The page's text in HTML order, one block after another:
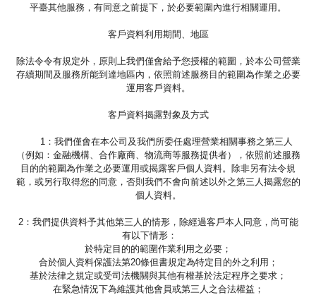
平臺其他服務，有同意之前提下，於必要範圍內進行相關運用。
客戶資料利用期間、地區
除法令令有規定外，原則上我們僅會給予您授權的範圍，於本公司營業
存續期間及服務所能到達地區內，依照前述服務目的範圍為作業之必要
運用客戶資料。
客戶資料揭露對象及方式
1：我們僅會在本公司及我們所委任處理營業相關事務之第三人
（例如：金融機構、合作廠商、物流商等服務提供者），依照前述服務
目的的範圍為作業之必要運用或揭露客戶個人資料。除非另有法令規
範，或另行取得您的同意，否則我們不會向前述以外之第三人揭露您的
個人資料。
2：我們提供資料予其他第三人的情形，除經過客戶本人同意，尚可能
有以下情形：
於特定目的的範圍作業利用之必要；
合於個人資料保護法第20條但書規定為特定目的外之利用；
基於法律之規定或受司法機關與其他有權基於法定程序之要求；
在緊急情況下為維護其他會員或第三人之合法權益；